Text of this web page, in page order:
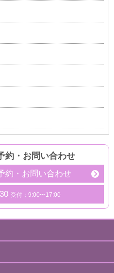
約 ・ お問い合わせ
約・お問い合わせ
受付：9:00〜17:00